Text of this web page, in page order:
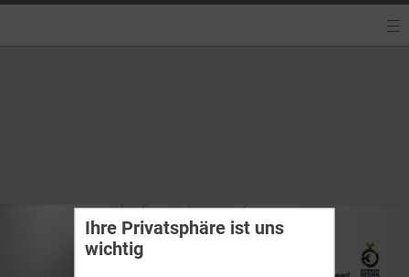
Ihre Privatsphäre ist uns
wichtig